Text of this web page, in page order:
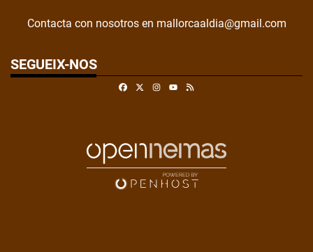
Contacta con nosotros en mallorcaaldia@gmail.com
SEGUEIX-NOS
FacebookInstagram